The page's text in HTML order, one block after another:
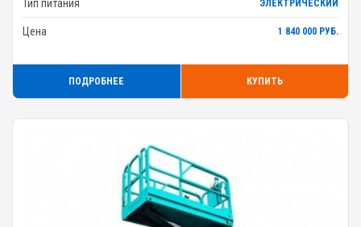
Тип питания ЭЛЕКТРИЧЕСКИЙ
Цена 1 840 000 РУБ.
ПОДРОБНЕЕ КУПИТЬ